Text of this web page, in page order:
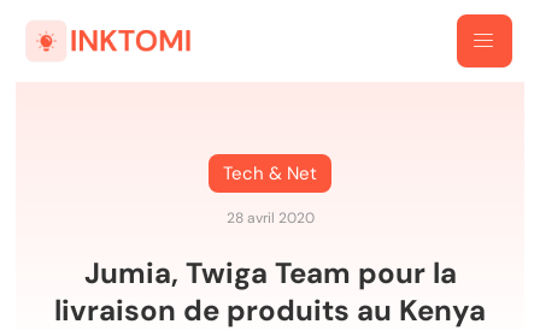
Tech & Net
28 avril 2020
Jumia, Twiga Team pour la
livraison de produits au Kenya